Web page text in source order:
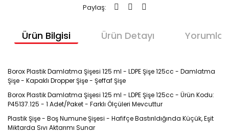
Paylaş:
Ürün Bilgisi Ürün Detayı Yorumlar
Borox Plastik Damlatma Şişesi 125 ml - LDPE Şişe 125cc - Damlatma
Şişe - Kapaklı Dropper Şişe - Şeffaf Şişe
Borox Plastik Damlatma Şişesi 125 ml - LDPE Şişe 125cc - Ürün Kodu:
P45137.125 - 1 Adet/Paket - Farklı Ölçüleri Mevcuttur
Plastik Şişe - Boş Numune Şişesi - Hafifçe Bastırıldığında Küçük, Eşit
Miktarda Sıvı Aktarımı Sunar